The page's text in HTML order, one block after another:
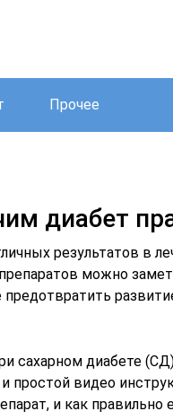
Прочее
диабет
результатов в
можно
сахарном диабете
простой видео
и как правильно